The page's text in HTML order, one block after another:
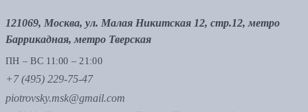
121069, Москва, ул. Малая Никитская 12, стр.12, метро
Баррикадная, метро Тверская
ПН – ВС 11:00 – 21:00
+7 (495) 229-75-47
piotrovsky.msk@gmail.com